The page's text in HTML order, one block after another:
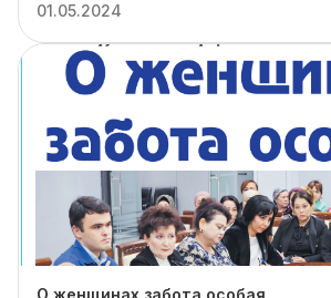
01.05.2024
О женщинах забота особая